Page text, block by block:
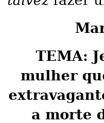
TEMA:
mulher
a morte